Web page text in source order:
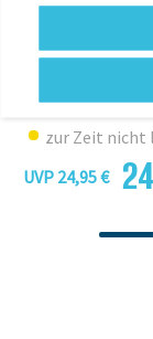
PanzerGlass
zur Zeit nicht
UVP 24,95 €